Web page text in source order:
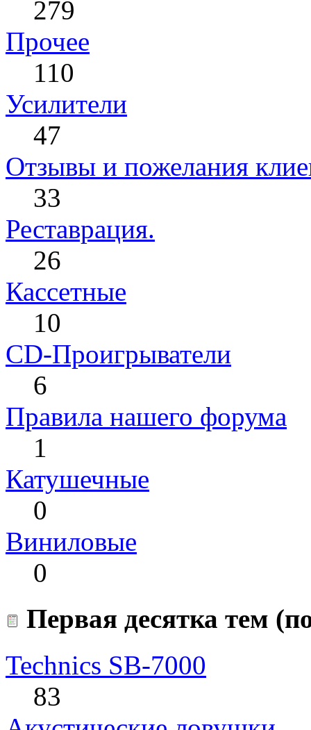
279
Прочее
110
Усилители
47
Отзывы и пожелания
33
Реставрация.
26
Кассетные
10
CD-Проигрыватели
6
Правила нашего форума
1
Катушечные
0
Виниловые
0
Первая десятка тем
Technics SB-7000
83